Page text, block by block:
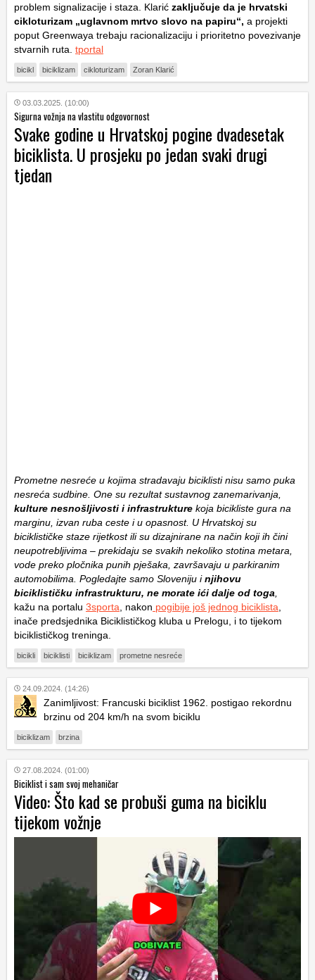
problem signalizacije i staza. Klarić zaključuje da je hrvatski
cikloturizam „uglavnom mrtvo slovo na papiru“, a projekti
poput Greenwaya trebaju racionalizaciju i prioritetno povezivanje
stvarnih ruta. tportal
bicikl biciklizam cikloturizam Zoran Klarić
03.03.2025. (10:00)
Sigurna vožnja na vlastitu odgovornost
Svake godine u Hrvatskoj pogine dvadesetak
biciklista. U prosjeku po jedan svaki drugi
tjedan
Prometne nesreće u kojima stradavaju biciklisti nisu samo puka
nesreća sudbine. One su rezultat sustavnog zanemarivanja,
kulture nesnošljivosti i infrastrukture koja bicikliste gura na
marginu, izvan ruba ceste i u opasnost. U Hrvatskoj su
biciklističke staze rijetkost ili su dizajnirane na način koji ih čini
neupotrebljivima – prekidaju se svakih nekoliko stotina metara,
vode preko pločnika punih pješaka, završavaju u parkiranim
automobilima. Pogledajte samo Sloveniju injihovu
biciklističku infrastrukturu, ne morate ići dalje od toga,
kažu na portalu 3sporta, nakon pogibije još jednog biciklista,
inače predsjednika Biciklističkog kluba u Prelogu, i to tijekom
biciklističkog treninga.
bicikli biciklisti biciklizam prometne nesreće
24.09.2024. (14:26)
Zanimljivost: Francuski biciklist 1962. postigao rekordnu
brzinu od 204 km/h na svom biciklu
biciklizam brzina
27.08.2024. (01:00)
Biciklist i sam svoj mehaničar
Video: Što kad se probuši guma na biciklu
tijekom vožnje